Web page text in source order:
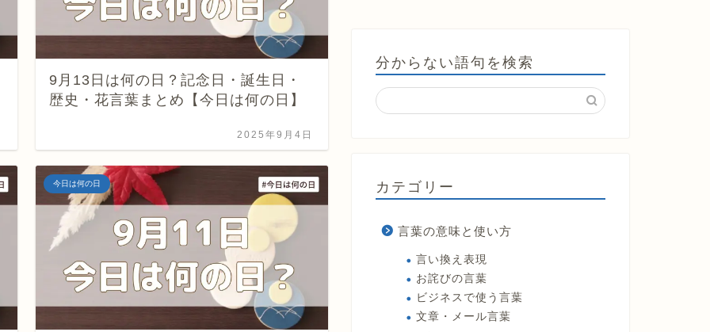
9月13日は何の日？記念日・誕生日・
歴史・花言葉まとめ【今日は何の日】
2025年9月4日
今日は何の日
分からない語句を検索
カテゴリー
言葉の意味と使い方
言い換え表現
お詫びの言葉
ビジネスで使う言葉
文章・メール言葉